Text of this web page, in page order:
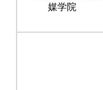
媒学院